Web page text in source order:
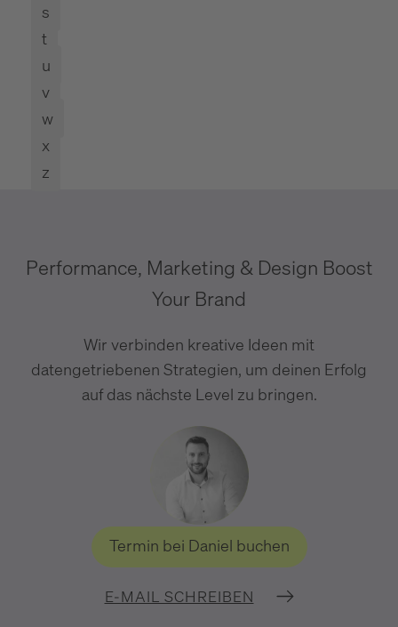
s
t
u
v
w
x
z
Performance, Marketing & Design Boost
Your Brand
Wir verbinden kreative Ideen mit
datengetriebenen Strategien, um deinen Erfolg
auf das nächste Level zu bringen.
Termin bei Daniel buchen
E-MAIL SCHREIBEN